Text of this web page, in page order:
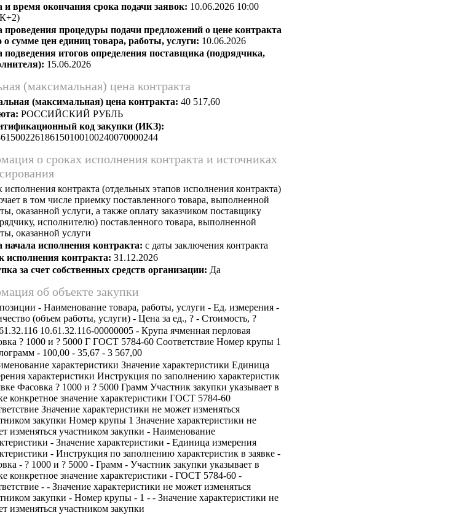
и время окончания срока подачи заявок: 10.06.2026 10:00
проведения процедуры подачи предложений о цене контракта
о сумме цен единиц товара, работы, услуги: 10.06.2026
подведения итогов определения поставщика (подрядчика,
15.06.2026
(максимальная) цена контракта
(максимальная) цена контракта: 40 517,60
РОССИЙСКИЙ РУБЛЬ
код закупки (ИКЗ):
о сроках исполнения контракта и источниках
исполнения контракта (отдельных этапов исполнения контракта)
в том числе приемку поставленного товара, выполненной
оказанной услуги, а также оплату заказчиком поставщику
исполнителю) поставленного товара, выполненной
оказанной услуги
начала исполнения контракта: с даты заключения контракта
исполнения контракта: 31.12.2026
за счет собственных средств организации: Да
об объекте закупки
- Наименование товара, работы, услуги - Ед. измерения -
(объем работы, услуги) - Цена за ед., ? - Стоимость, ?
10.61.32.116-00000005 - Крупа ячменная перловая
? 1000 и ? 5000 Г ГОСТ 5784-60 Соответствие Номер крупы 1
- 100,00 - 35,67 - 3 567,00
характеристики Значение характеристики Единица
характеристики Инструкция по заполнению характеристик
Фасовка ? 1000 и ? 5000 Грамм Участник закупки указывает в
конкретное значение характеристики ГОСТ 5784-60
Значение характеристики не может изменяться
закупки Номер крупы 1 Значение характеристики не
изменяться участником закупки - Наименование
- Значение характеристики - Единица измерения
- Инструкция по заполнению характеристик в заявке -
- ? 1000 и ? 5000 - Грамм - Участник закупки указывает в
конкретное значение характеристики - ГОСТ 5784-60 -
- - Значение характеристики не может изменяться
закупки - Номер крупы - 1 - - Значение характеристики не
изменяться участником закупки